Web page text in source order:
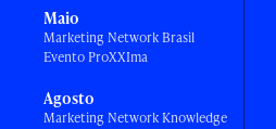
Maio
Marketing Network Brasil
Evento ProXXIma
Agosto
Marketing Network Knowledge